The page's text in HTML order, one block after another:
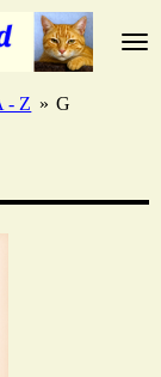
- Z » G